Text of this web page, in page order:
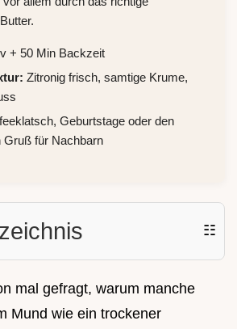
+ 50 Min Backzeit
Zitronig frisch, samtige Krume,
Geburtstage oder den
Gruß für Nachbarn
☷
mal gefragt, warum manche
Mund wie ein trockener